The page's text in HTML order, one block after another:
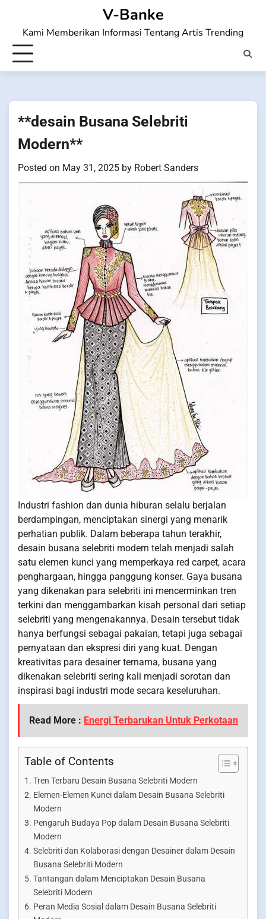
content
V-Banke
Kami Memberikan Informasi Tentang Artis Trending
**desain Busana Selebriti
Modern**
Posted on May 31, 2025 by Robert Sanders
Industri fashion dan dunia hiburan selalu berjalan
berdampingan, menciptakan sinergi yang menarik
perhatian publik. Dalam beberapa tahun terakhir,
desain busana selebriti modern telah menjadi salah
satu elemen kunci yang memperkaya red carpet, acara
penghargaan, hingga panggung konser. Gaya busana
yang dikenakan para selebriti ini mencerminkan tren
terkini dan menggambarkan kisah personal dari setiap
selebriti yang mengenakannya. Desain tersebut tidak
hanya berfungsi sebagai pakaian, tetapi juga sebagai
pernyataan dan ekspresi diri yang kuat. Dengan
kreativitas para desainer ternama, busana yang
dikenakan selebriti sering kali menjadi sorotan dan
inspirasi bagi industri mode secara keseluruhan.
Read More : Energi Terbarukan Untuk Perkotaan
Table of Contents
Tren Terbaru Desain Busana Selebriti Modern
Elemen-Elemen Kunci dalam Desain Busana Selebriti
Modern
Pengaruh Budaya Pop dalam Desain Busana Selebriti
Modern
Selebriti dan Kolaborasi dengan Desainer dalam Desain
Busana Selebriti Modern
Tantangan dalam Menciptakan Desain Busana
Selebriti Modern
Peran Media Sosial dalam Desain Busana Selebriti